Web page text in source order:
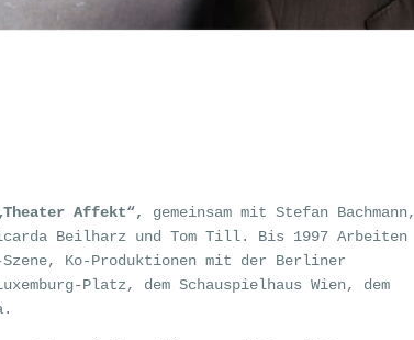
Affekt“, gemeinsam mit Stefan Bachmann,
Beilharz und Tom Till. Bis 1997 Arbeiten
Ko-Produktionen mit der Berliner
Platz, dem Schauspielhaus Wien, dem